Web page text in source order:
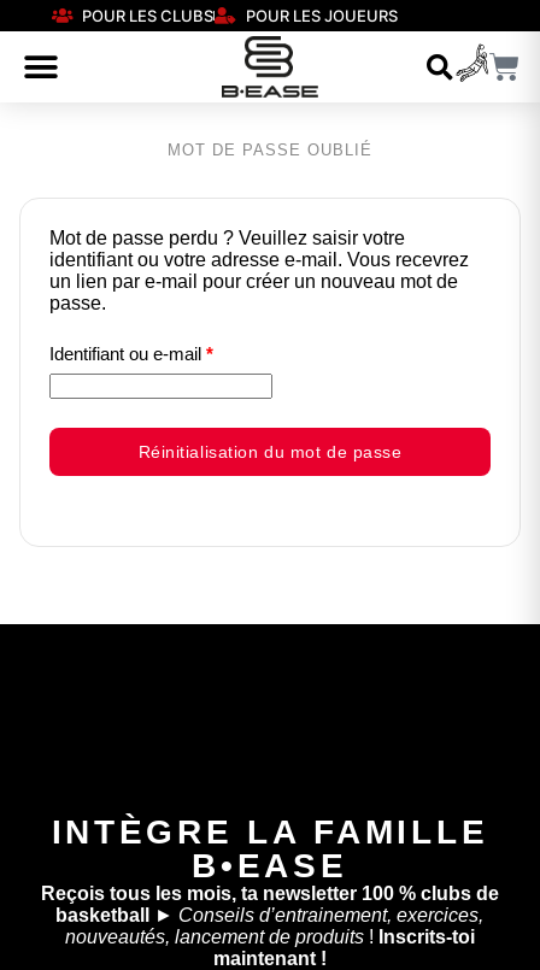
POUR LES CLUBS POUR LES JOUEURS
MOT DE PASSE OUBLIÉ
Mot de passe perdu ? Veuillez saisir votre
identifiant ou votre adresse e-mail. Vous recevrez
un lien par e-mail pour créer un nouveau mot de
passe.
Identifiant ou e-mail *
Réinitialisation du mot de passe
INTÈGRE LA FAMILLE
B•EASE
Reçois tous les mois, ta newsletter 100 % clubs de
basketball
► Conseils d’entrainement, exercices,
nouveautés, lancement de produits! Inscrits-toi
maintenant !